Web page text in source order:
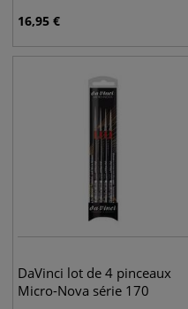
16,95 €
DaVinci lot de 4 pinceaux
Micro-Nova série 170